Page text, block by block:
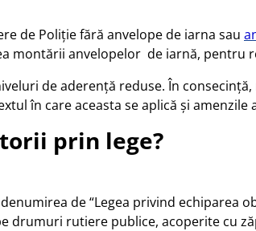
de Poliție fără anvelope de iarna sau
montării anvelopelor de iarnă, pentru
de aderență reduse. În
în care aceasta se aplică și amenzile
prin lege?
de “Legea privind echiparea
drumuri rutiere publice, acoperite cu